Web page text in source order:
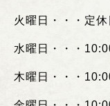
火曜日・・・定休
水曜日・・・
木曜日・・・